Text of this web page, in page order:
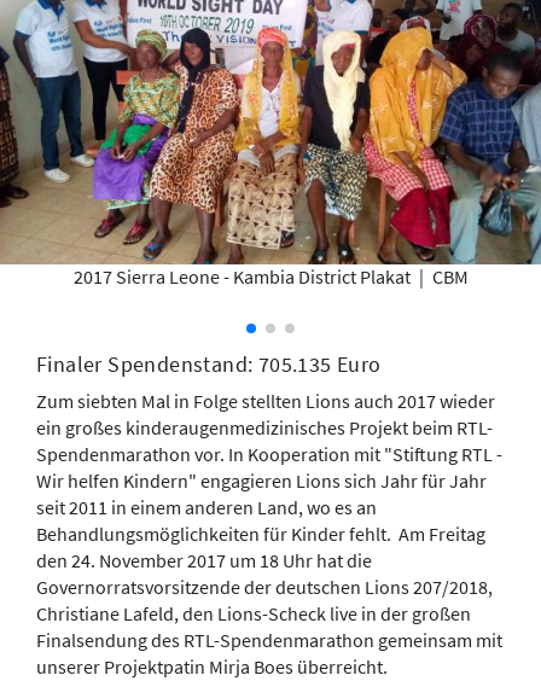
2017 Sierra Leone - Kambia District Plakat | CBM
Finaler Spendenstand: 705.135 Euro
Zum siebten Mal in Folge stellten Lions auch 2017 wieder
ein großes kinderaugenmedizinisches Projekt beim RTL-
Spendenmarathon vor. In Kooperation mit "Stiftung RTL -
Wir helfen Kindern" engagieren Lions sich Jahr für Jahr
seit 2011 in einem anderen Land, wo es an
Behandlungsmöglichkeiten für Kinder fehlt. Am Freitag
den 24. November 2017 um 18 Uhr hat die
Governorratsvorsitzende der deutschen Lions 207/2018,
Christiane Lafeld, den Lions-Scheck live in der großen
Finalsendung des RTL-Spendenmarathon gemeinsam mit
unserer Projektpatin Mirja Boes überreicht.